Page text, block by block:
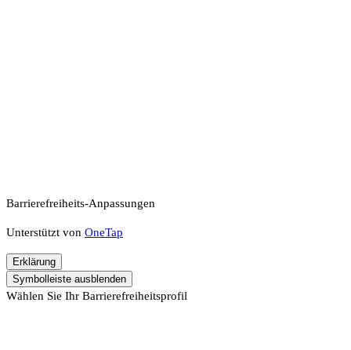
Barrierefreiheits-Anpassungen
Unterstützt von OneTap
Erklärung
Symbolleiste ausblenden
Wählen Sie Ihr Barrierefreiheitsprofil